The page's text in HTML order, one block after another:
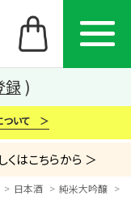
録
ついて ＞
はこちらから ＞
日本酒 純米大吟醸